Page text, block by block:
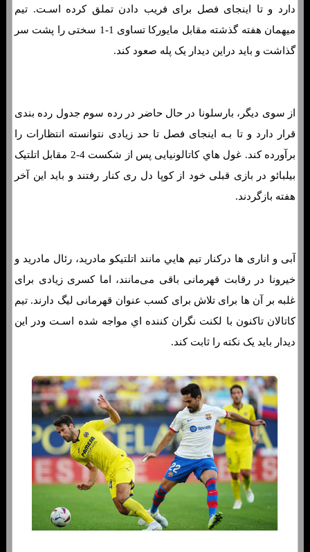
دارد و تا اینجای فصل برای فریب دادن تملق کرده اسـت. تیم
میهمان هفته گذشته مقابل مایورکا تساوی 1-1 سختی را پشت سر
گذاشت و باید دراین دیدار یک پله صعود کند.
از سوی دیگر، بارسلونا در حال حاضر در رده سوم جدول رده بندی
قرار دارد و تا بـه اینجای فصل تا حد زیادی نتوانسته انتظارات را
برآورده کند. غول هاي‌ کاتالونیایی پس از شکست 4-2 مقابل اتلتیک
بیلبائو در بازی قبلی خود از کوپا دل ری کنار رفتند و باید این آخر
هفته بازگردند.
آبی و اناری ها درکنار تیم هایي مانند اتلتیکو مادرید، رئال مادرید و
خیرونا در رقابت قهرمانی باقی می‌مانند، اما کسری زیادی برای
غلبه بر آن ها برای تلاش برای کسب عنوان قهرمانی لیگ دارند. تیم
کاتالان تاکنون با لکنت نگران کننده اي مواجه شده اسـت ودر این
دیدار باید یک نکته را ثابت کند.